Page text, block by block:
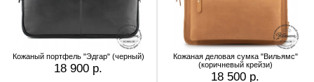
Кожаный портфель "Эдгар" (черный)
18 900 р.
Кожаная деловая сумка "Вильямс"
(коричневый крейзи)
18 500 р.